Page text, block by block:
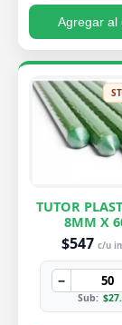
Agregar al
TUTOR
8MM X
$547 c/u
−
Sub: